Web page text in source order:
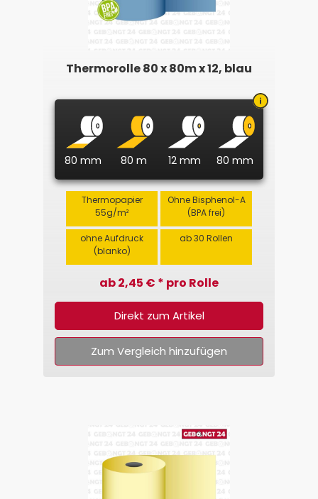
Thermorolle 80 x 80m x 12, blau
80 mm 80 m 12 mm 80 mm
Thermopapier
55g/m²
Ohne Bisphenol-A
(BPA frei)
ohne Aufdruck
(blanko)
ab 30 Rollen
ab 2,45 € * pro Rolle
Direkt zum Artikel
Zum Vergleich hinzufügen